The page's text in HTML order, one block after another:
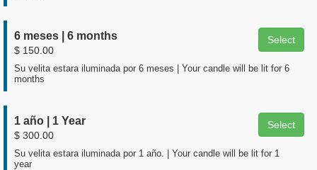
Select
6 meses | 6 months
$ 150.00
Su velita estara iluminada por 6 meses | Your candle will be lit for 6
months
Select
1 año | 1 Year
$ 300.00
Su velita estara iluminada por 1 año. | Your candle will be lit for 1
year